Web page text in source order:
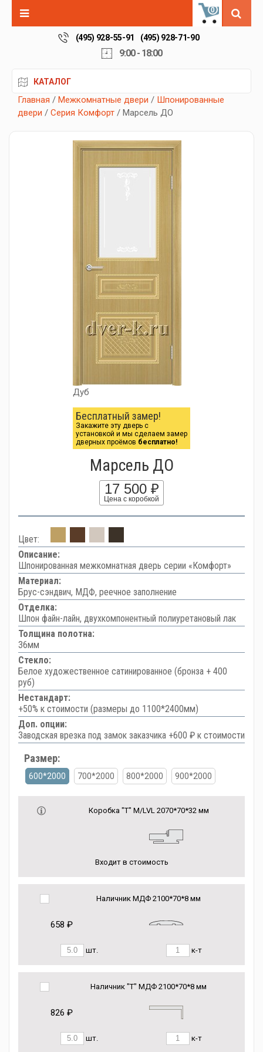
0
(495) 928-55-91 (495) 928-71-90
9:00 - 18:00
КАТАЛОГ
Главная / Межкомнатные двери / Шпонированные
двери / Серия Комфорт / Марсель ДО
Дуб
Бесплатный замер!
Закажите эту дверь с
установкой и мы сделаем замер
дверных проёмов бесплатно!
Марсель ДО
17 500 ₽
Цена с коробкой
Цвет:
Описание:
Шпонированная межкомнатная дверь серии «Комфорт»
Материал:
Брус-сэндвич, МДФ, реечное заполнение
Отделка:
Шпон файн-лайн, двухкомпонентный полиуретановый лак
Толщина полотна:
36мм
Стекло:
Белое художественное сатинированное (бронза + 400
руб)
Нестандарт:
+50% к стоимости (размеры до 1100*2400мм)
Доп. опции:
Заводская врезка под замок заказчика +600 ₽ к стоимости
Размер:
600*2000 700*2000 800*2000 900*2000
Коробка "Т" M/LVL 2070*70*32 мм
Входит в стоимость
Наличник МДФ 2100*70*8 мм
658 ₽
шт. к-т
Наличник "Т" МДФ 2100*70*8 мм
826 ₽
шт. к-т